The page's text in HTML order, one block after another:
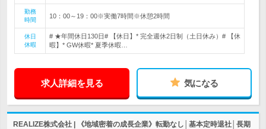
勤務
時間
10：00～19：00※実働7時間※休憩2時間
休日
休暇
# ★年間休日130日# 【休日】* 完全週休2日制（土日休み）# 【休
暇】* GW休暇* 夏季休暇…
求人詳細を見る 気になる
REALIZE株式会社 | 《地域密着の成長企業》転勤なし│基本定時退社│長期